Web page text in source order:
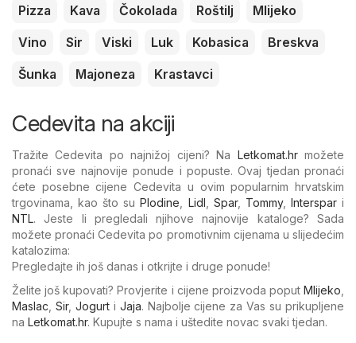
Pizza Kava Čokolada Roštilj
Mlijeko
Vino
Sir Viski Luk Kobasica
Breskva
Šunka
Majoneza Krastavci
Cedevita na akciji
Tražite Cedevita po najnižoj cijeni? Na Letkomat.hrmožete
pronaći sve najnovije ponude i popuste. Ovaj tjedan pronaći
ćete posebne cijene Cedevita u ovim popularnim hrvatskim
trgovinama, kao što suPlodine Lidl Spar, Tommy, Interspari
NTL. Jeste li pregledali njihove najnovije kataloge? Sada
možete pronaći Cedevita po promotivnim cijenama u slijedećim
katalozima:
Pregledajte ih još danas i otkrijte i druge ponude!
Želite još kupovati? Provjerite i cijene proizvoda poput Mlijeko
Maslac Sir, Jogurti Jaja. Najbolje cijene za Vas su prikupljene
na Letkomat.hr. Kupujte s nama i uštedite novac svaki tjedan.